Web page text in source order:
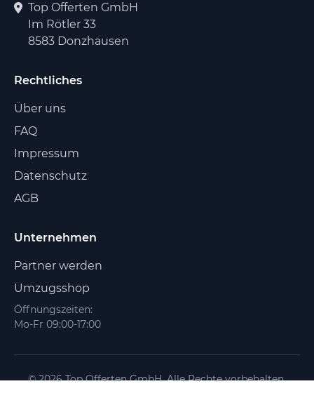
Top Offerten GmbH
Im Rötler 33
8583 Donzhausen
Rechtliches
Über uns
FAQ
Impressum
Datenschutz
AGB
Unternehmen
Partner werden
Umzugsshop
Öffnungszeiten:
Mo-Fr 09:00-17:00
© 2026 Top Offerten GmbH. Alle Rechte vorbehalten.